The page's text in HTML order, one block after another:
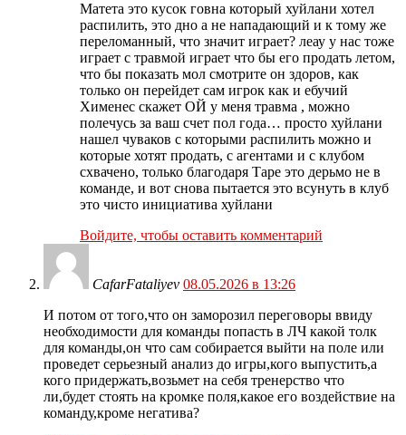
Матета это кусок говна который хуйлани хотел
распилить, это дно а не нападающий и к тому же
переломанный, что значит играет? леау у нас тоже
играет с травмой играет что бы его продать летом,
что бы показать мол смотрите он здоров, как
только он перейдет сам игрок как и ебучий
Хименес скажет ОЙ у меня травма , можно
полечусь за ваш счет пол года… просто хуйлани
нашел чуваков с которыми распилить можно и
которые хотят продать, с агентами и с клубом
схвачено, только благодаря Таре это дерьмо не в
команде, и вот снова пытается это всунуть в клуб
это чисто инициатива хуйлани
Войдите, чтобы оставить комментарий
CafarFataliyev 08.05.2026 в 13:26
И потом от того,что он заморозил переговоры ввиду
необходимости для команды попасть в ЛЧ какой толк
для команды,он что сам собирается выйти на поле или
проведет серьезный анализ до игры,кого выпустить,а
кого придержать,возьмет на себя тренерство что
ли,будет стоять на кромке поля,какое его воздействие на
команду,кроме негатива?